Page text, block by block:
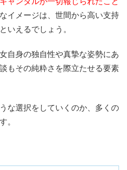
イメージは、世間から高い支持
いえるでしょう。
自身の独自性や真摯な姿勢にあ
もその純粋さを際立たせる要素
な選択をしていくのか、多くの
。